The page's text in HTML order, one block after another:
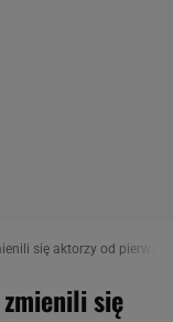
się aktorzy od
się